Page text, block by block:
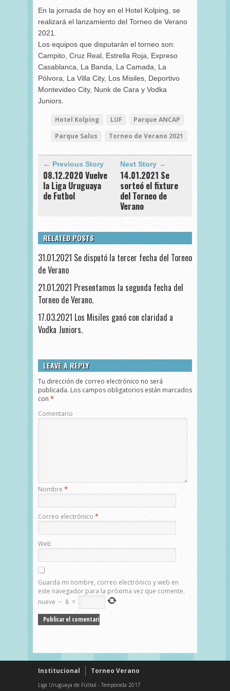
En la jornada de hoy en el Hotel Kolping, se
realizará el lanzamiento del Torneo de Verano
2021.
Los equipos que disputarán el torneo son:
Campito, Cruz Real, Estrella Roja, Expreso
Casablanca, La Banda, La Camada, La
Pólvora, La Villa City, Los Misiles, Deportivo
Montevideo City, Nunk de Cara y Vodka
Juniors.
Hotel Kolping LUF
Parque ANCAP
Parque Salus
Torneo de Verano 2021
← Previous Story
08.12.2020 Vuelve
la Liga Uruguaya
de Futbol
Next Story →
14.01.2021 Se
sorteó el fixture
del Torneo de
Verano
RELATED POSTS
31.01.2021 Se disputó la tercer fecha del Torneo
de Verano
21.01.2021 Presentamos la segunda fecha del
Torneo de Verano.
17.03.2021 Los Misiles ganó con claridad a
Vodka Juniors.
LEAVE A REPLY
Tu dirección de correo electrónico no será
publicada. Los campos obligatorios están marcados
con *
Comentario
Nombre *
Correo electrónico *
Web
Guarda mi nombre, correo electrónico y web en
este navegador para la próxima vez que comente.
nueve − 8 =
Institucional Torneo Verano
Liga Uruguaya de Fútbol - Temporada 2017